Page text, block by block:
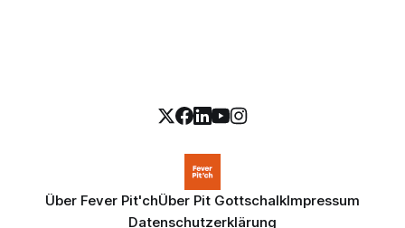
Über Fever Pit'chÜber Pit GottschalkImpressum
Datenschutzerklärung